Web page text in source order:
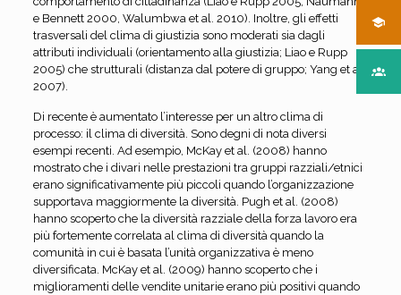
e Bennett 2000, Walumbwa et al. 2010). Inoltre, gli effetti
trasversali del clima di giustizia sono moderati sia dagli
attributi individuali (orientamento alla giustizia; Liao e Rupp
2005) che strutturali (distanza dal potere di gruppo; Yang et al.
2007).
Di recente è aumentato l’interesse per un altro clima di
processo: il clima di diversità. Sono degni di nota diversi
esempi recenti. Ad esempio, McKay et al. (2008) hanno
mostrato che i divari nelle prestazioni tra gruppi razziali/etnici
erano significativamente più piccoli quando l’organizzazione
supportava maggiormente la diversità. Pugh et al. (2008)
hanno scoperto che la diversità razziale della forza lavoro era
più fortemente correlata al clima di diversità quando la
comunità in cui è basata l’unità organizzativa è meno
diversificata. McKay et al. (2009) hanno scoperto che i
miglioramenti delle vendite unitarie erano più positivi quando